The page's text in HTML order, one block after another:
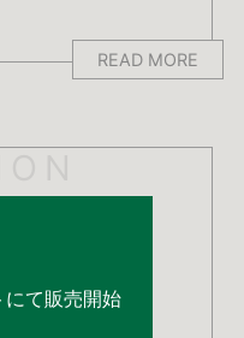
READ MORE
にて販売開始